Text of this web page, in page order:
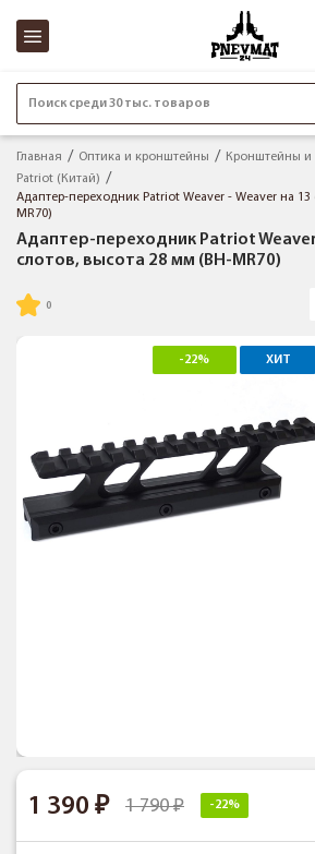
Поиск среди 30 тыс. товаров
Главная Оптика и кронштейны
Кронштейны и
Patriot (Китай)
Адаптер-переходник Patriot Weaver - Weaver на
MR70)
Адаптер-переходник Patriot Weaver
слотов, высота 28 мм (BH-MR70)
-22% ХИТ
1 390 1 790 -22%